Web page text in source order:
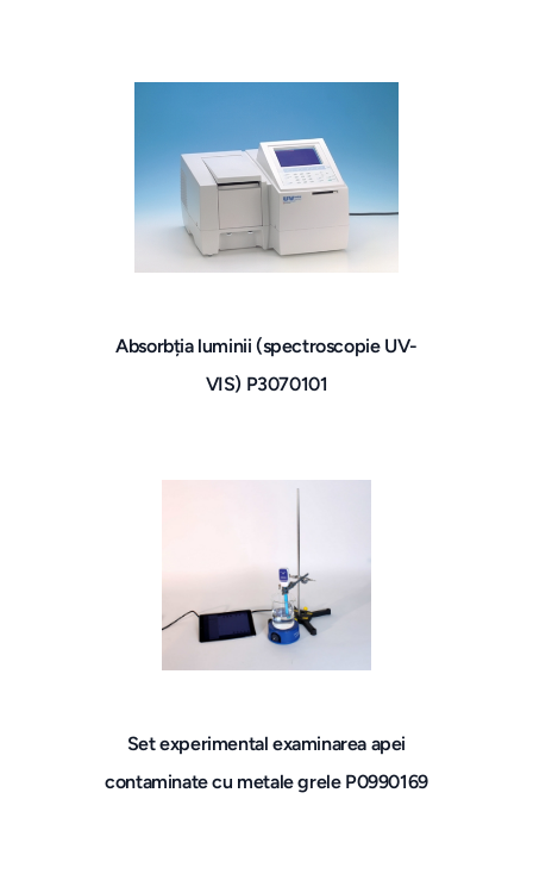
Absorbția luminii (spectroscopie UV-
VIS) P3070101
Set experimental examinarea apei
contaminate cu metale grele P0990169